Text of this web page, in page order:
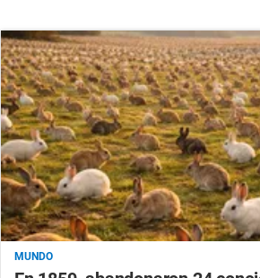
MUNDO